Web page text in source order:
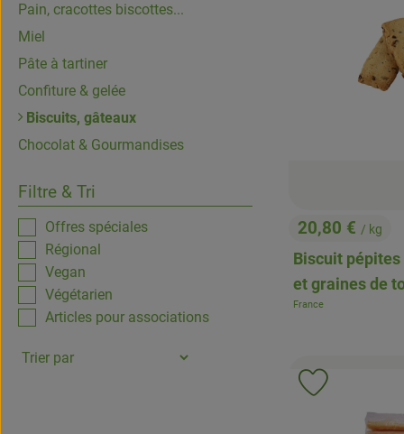
Pain, cracottes biscottes...
Miel
Pâte à tartiner
Confiture & gelée
Biscuits, gâteaux
Chocolat & Gourmandises
Filtre & Tri
Offres spéciales
Régional
Vegan
Végétarien
Articles pour associations
, Prix:
20,80 € / kg
Biscuit
et graines de
, Origine:
France
Ajouter le